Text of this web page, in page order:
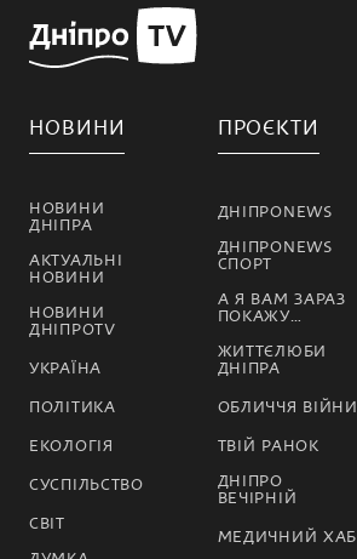
НОВИНИ
НОВИНИ
ДНІПРА
АКТУАЛЬНІ
НОВИНИ
НОВИНИ
ДНІПРОTV
УКРАЇНА
ПОЛІТИКА
ЕКОЛОГІЯ
СУСПІЛЬСТВО
СВІТ
ПРОЄКТИ
ДНІПРОNEWS
ДНІПРОNEWS
СПОРТ
А Я ВАМ ЗАРАЗ
ПОКАЖУ…
ЖИТТЄЛЮБИ
ДНІПРА
ОБЛИЧЧЯ ВІЙНИ
ТВІЙ РАНОК
ДНІПРО
ВЕЧІРНІЙ
МЕДИЧНИЙ ХАБ